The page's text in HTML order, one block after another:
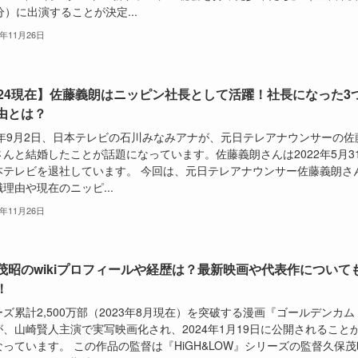
）に出演することが決定...
11月26日
現在】佐藤義朗はニッピン社長として活躍！社長になった3
とは？
9月2日、日本テレビの石川みなみアナが、元日テレアナウンサーの佐
と結婚したことが話題になっています。佐藤義朗さんは2022年5月
レビを退社しています。 今回は、元日テレアナウンサー佐藤義朗さ
由や現在のニッピ...
11月26日
昭のwikiプロフィールや経歴は？最新映画や代表作について
累計2,500万部（2023年8月現在）を突破する漫画『ゴールデンカム
山崎賢人主演で実写映画化され、2024年1月19日に公開されること
ています。 この作品の監督は『HiGH&LOW』シリーズの監督久保